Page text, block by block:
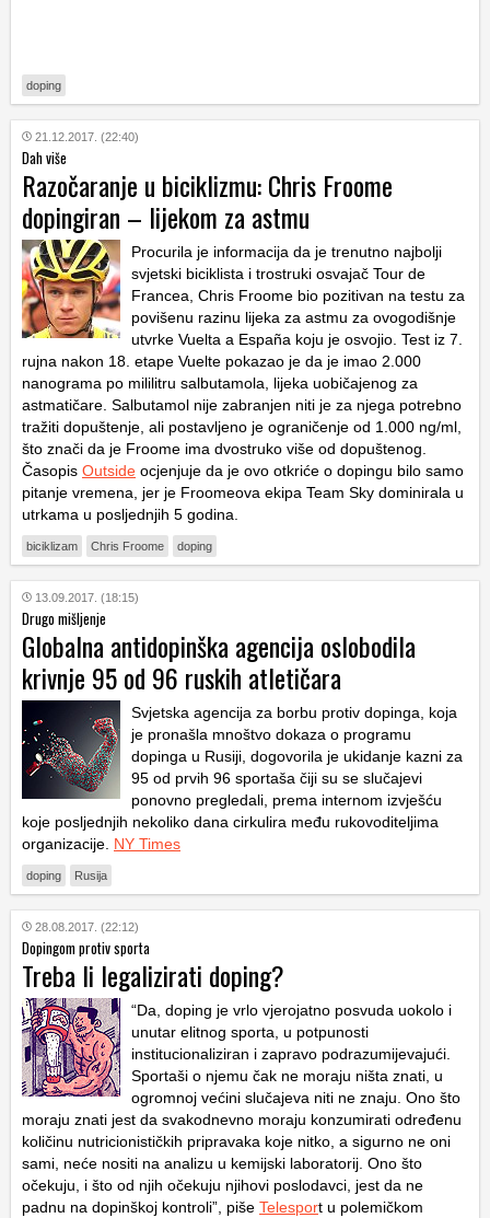
doping
21.12.2017. (22:40)
Dah više
Razočaranje u biciklizmu: Chris Froome
dopingiran – lijekom za astmu
Procurila je informacija da je trenutno najbolji
svjetski biciklista i trostruki osvajač Tour de
Francea, Chris Froome bio pozitivan na testu za
povišenu razinu lijeka za astmu za ovogodišnje
utvrke Vuelta a España koju je osvojio. Test iz 7.
rujna nakon 18. etape Vuelte pokazao je da je imao 2.000
nanograma po mililitru salbutamola, lijeka uobičajenog za
astmatičare. Salbutamol nije zabranjen niti je za njega potrebno
tražiti dopuštenje, ali postavljeno je ograničenje od 1.000 ng/ml,
što znači da je Froome ima dvostruko više od dopuštenog.
Časopis Outside ocjenjuje da je ovo otkriće o dopingu bilo samo
pitanje vremena, jer je Froomeova ekipa Team Sky dominirala u
utrkama u posljednjih 5 godina.
biciklizam Chris Froome doping
13.09.2017. (18:15)
Drugo mišljenje
Globalna antidopinška agencija oslobodila
krivnje 95 od 96 ruskih atletičara
Svjetska agencija za borbu protiv dopinga, koja
je pronašla mnoštvo dokaza o programu
dopinga u Rusiji, dogovorila je ukidanje kazni za
95 od prvih 96 sportaša čiji su se slučajevi
ponovno pregledali, prema internom izvješću
koje posljednjih nekoliko dana cirkulira među rukovoditeljima
organizacije. NY Times
doping Rusija
28.08.2017. (22:12)
Dopingom protiv sporta
Treba li legalizirati doping?
“Da, doping je vrlo vjerojatno posvuda uokolo i
unutar elitnog sporta, u potpunosti
institucionaliziran i zapravo podrazumijevajući.
Sportaši o njemu čak ne moraju ništa znati, u
ogromnoj većini slučajeva niti ne znaju. Ono što
moraju znati jest da svakodnevno moraju konzumirati određenu
količinu nutricionističkih pripravaka koje nitko, a sigurno ne oni
sami, neće nositi na analizu u kemijski laboratorij. Ono što
očekuju, i što od njih očekuju njihovi poslodavci, jest da ne
padnu na dopinškoj kontroli”, piše Telesport u polemičkom